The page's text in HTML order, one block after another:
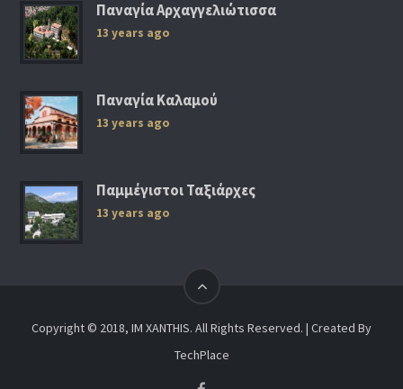
Παναγία Αρχαγγελιώτισσα
13 years ago
Παναγία Καλαμού
13 years ago
Παμμέγιστοι Ταξιάρχες
13 years ago
Copyright © 2018, IM XANTHIS. All Rights Reserved. | Created By
TechPlace